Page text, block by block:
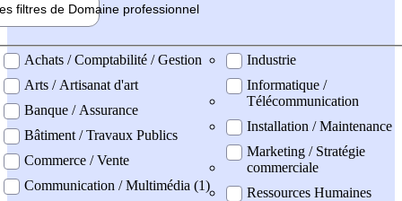
filtres de Domaine professionnel
professionel
Achats / Comptabilité / Gestion
Arts / Artisanat d'art
Banque / Assurance
Bâtiment / Travaux Publics
Commerce / Vente
Communication / Multimédia (1)
Industrie
Informatique /
Télécommunication
Installation / Maintenance
Marketing / Stratégie
commerciale
Ressources Humaines